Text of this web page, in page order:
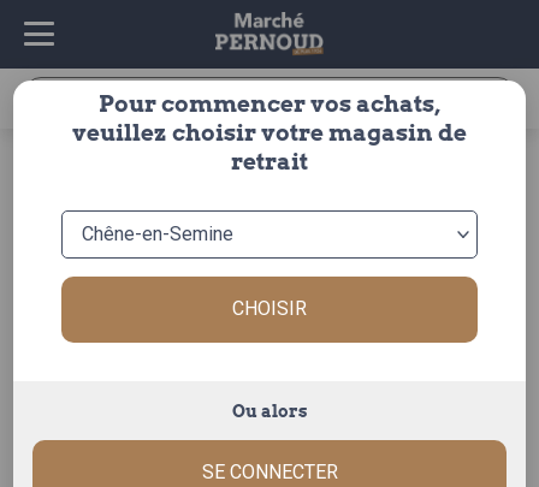
Recherche
fruits & légumes> legumes
Pour commencer vos achats,
veuillez choisir votre magasin de
retrait
CHOISIR
Ou alors
SE CONNECTER